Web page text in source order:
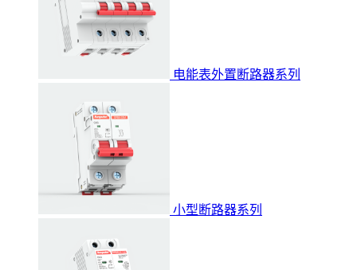
电能表外置断路器系列
小型断路器系列